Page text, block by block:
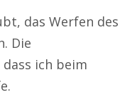
das Werfen des
Die
ich beim